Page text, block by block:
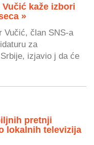
kaže izbori
»
Vučić, član SNS-a
za
izjavio j da će
pretnji
lokalnih televizija